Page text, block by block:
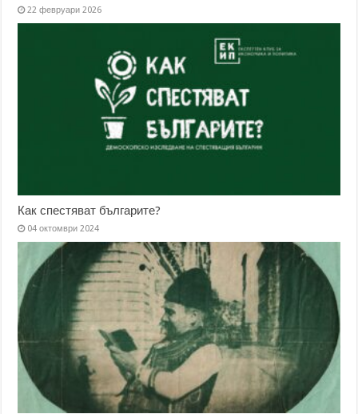
22 февруари 2026
Как спестяват българите?
04 октомври 2024